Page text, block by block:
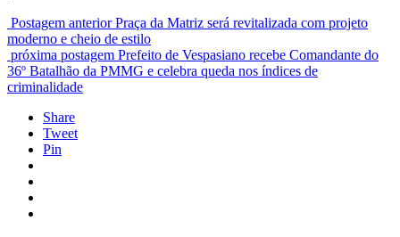
Postagem anterior Praça da Matriz será revitalizada com projeto
moderno e cheio de estilo
próxima postagem Prefeito de Vespasiano recebe Comandante do
36º Batalhão da PMMG e celebra queda nos índices de
criminalidade
Share
Tweet
Pin